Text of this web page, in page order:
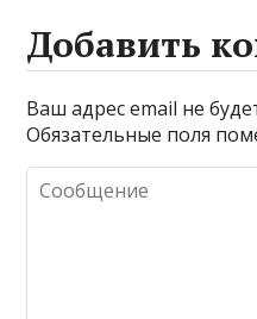
Добавить
Ваш адрес email не
Обязательные поля